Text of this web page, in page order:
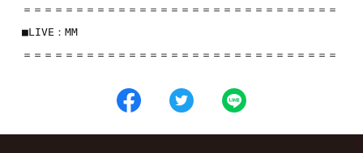
＝＝＝＝＝＝＝＝＝＝＝＝＝＝＝＝＝＝＝＝＝＝＝＝＝＝＝＝＝＝
■LIVE： MM
＝＝＝＝＝＝＝＝＝＝＝＝＝＝＝＝＝＝＝＝＝＝＝＝＝＝＝＝＝＝